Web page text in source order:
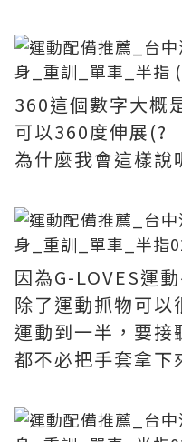
360這個數字大概
可以360度伸展(?
為什麼我會這樣說
因為G-LOVES運
除了運動抓物可以
運動到一半，要接
都不必把手套拿下